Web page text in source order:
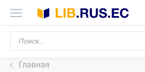
Главная